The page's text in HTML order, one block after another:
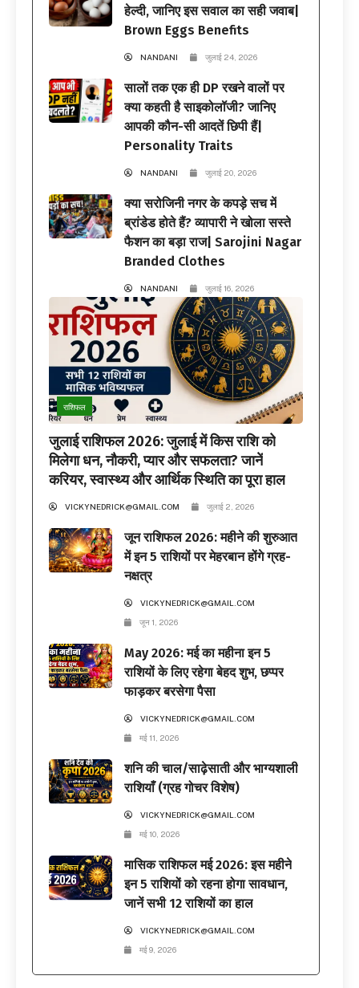
हेल्दी, जानिए इस सवाल का सही जवाब|
Brown Eggs Benefits
NANDANI जुलाई 24, 2026
सालों तक एक ही DP रखने वालों पर
क्या कहती है साइकोलॉजी? जानिए
आपकी कौन-सी आदतें छिपी हैं|
Personality Traits
NANDANI जुलाई 20, 2026
क्या सरोजिनी नगर के कपड़े सच में
ब्रांडेड होते हैं? व्यापारी ने खोला सस्ते
फैशन का बड़ा राज| Sarojini Nagar
Branded Clothes
NANDANI जुलाई 16, 2026
राशिफल
जुलाई राशिफल 2026: जुलाई में किस राशि को
मिलेगा धन, नौकरी, प्यार और सफलता? जानें
करियर, स्वास्थ्य और आर्थिक स्थिति का पूरा हाल
VICKYNEDRICK@GMAIL.COM जुलाई 2, 2026
जून राशिफल 2026: महीने की शुरुआत
में इन 5 राशियों पर मेहरबान होंगे ग्रह-
नक्षत्र
VICKYNEDRICK@GMAIL.COM
जून 1, 2026
May 2026: मई का महीना इन 5
राशियों के लिए रहेगा बेहद शुभ, छप्पर
फाड़कर बरसेगा पैसा
VICKYNEDRICK@GMAIL.COM
मई 11, 2026
शनि की चाल/साढ़ेसाती और भाग्यशाली
राशियाँ (ग्रह गोचर विशेष)
VICKYNEDRICK@GMAIL.COM
मई 10, 2026
मासिक राशिफल मई 2026: इस महीने
इन 5 राशियों को रहना होगा सावधान,
जानें सभी 12 राशियों का हाल
VICKYNEDRICK@GMAIL.COM
मई 9, 2026